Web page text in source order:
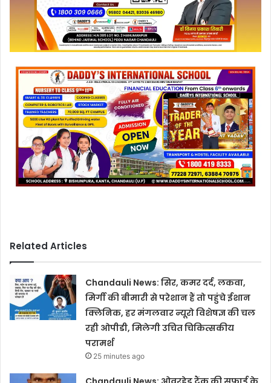
Related Articles
Chandauli News: सिर, कमर दर्द, लकवा,
मिर्गी की बीमारी से परेशान हैं तो पहुंचे ईशान
क्लिनिक, हर मंगलवार न्यूरो विशेषज्ञ की चल
रही ओपीडी, मिलेगी उचित चिकित्सकीय
परामर्श
25 minutes ago